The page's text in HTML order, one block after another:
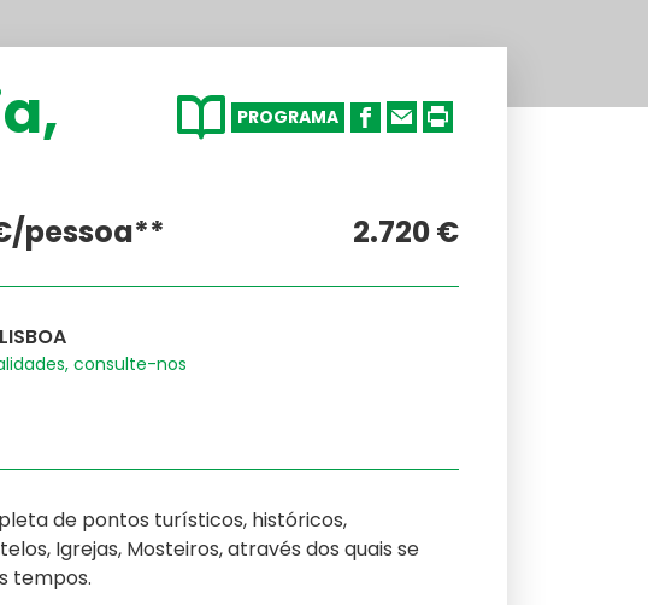
PROGRAMA
pessoa** 2.720 €
consulte-nos
de pontos turísticos, históricos,
Igrejas, Mosteiros, através dos quais se
tempos.